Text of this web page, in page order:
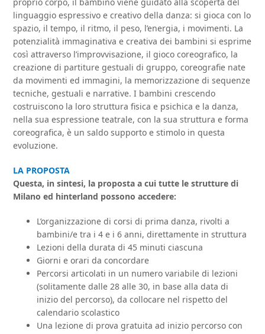
linguaggio espressivo e creativo della danza: si gioca con lo
spazio, il tempo, il ritmo, il peso, l’energia, i movimenti. La
potenzialità immaginativa e creativa dei bambini si esprime
così attraverso l’improvvisazione, il gioco coreografico, la
creazione di partiture gestuali di gruppo, coreografie nate
da movimenti ed immagini, la memorizzazione di sequenze
tecniche, gestuali e narrative. I bambini crescendo
costruiscono la loro struttura fisica e psichica e la danza,
nella sua espressione teatrale, con la sua struttura e forma
coreografica, è un saldo supporto e stimolo in questa
evoluzione.
LA PROPOSTA
Questa, in sintesi, la proposta a cui tutte le strutture di
Milano ed hinterland possono accedere:
L’organizzazione di corsi di prima danza, rivolti a
bambini/e tra i 4 e i 6 anni, direttamente in struttura
Lezioni della durata di 45 minuti ciascuna
Giorni e orari da concordare
Percorsi articolati in un numero variabile di lezioni
(solitamente dalle 28 alle 30, in base alla data di
inizio del percorso), da collocare nel rispetto del
calendario scolastico
Una lezione di prova gratuita ad inizio percorso con